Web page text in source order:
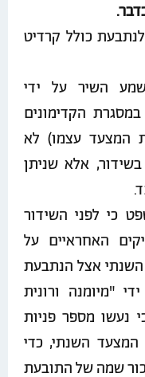
כולל קרדיט
השיר על ידי
הקדימונים
המצעד עצמו) לא
אלא שניתן
כי לפני השידור
האחראיים על
אצל הנתבעת
"מיומנה ורונית
נעשו מספר פניות
המצעד השנתי, כדי
שמה של התובעת